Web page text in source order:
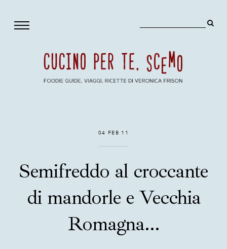
04 FEB 11
Semifreddo al croccante
di mandorle e Vecchia
Romagna...